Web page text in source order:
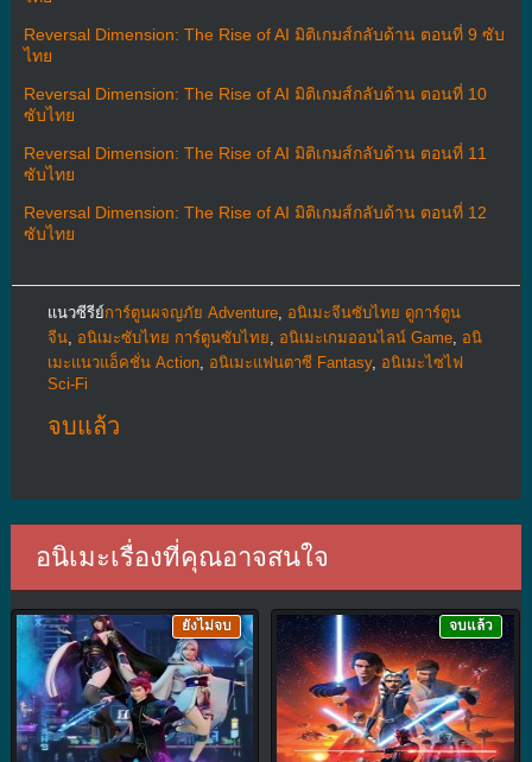
Reversal Dimension: The Rise of AI มิติเกมส์กลับด้าน ตอนที่ 9 ซับ
ไทย
Reversal Dimension: The Rise of AI มิติเกมส์กลับด้าน ตอนที่ 10
ซับไทย
Reversal Dimension: The Rise of AI มิติเกมส์กลับด้าน ตอนที่ 11
ซับไทย
Reversal Dimension: The Rise of AI มิติเกมส์กลับด้าน ตอนที่ 12
ซับไทย
แนวซีรีย์การ์ตูนผจญภัย Adventure, อนิเมะจีนซับไทย ดูการ์ตูน
จีน, อนิเมะซับไทย การ์ตูนซับไทย อนิเมะเกมออนไลน์ Game, อนิ
เมะแนวแอ็คชั่น Action, อนิเมะแฟนตาซี Fantasy, อนิเมะไซไฟ
Sci-Fi
จบแล้ว
อนิเมะเรื่องที่คุณอาจสนใจ
ยังไม่จบ จบแล้ว